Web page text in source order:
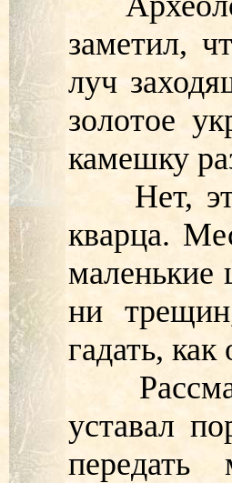
заметил,
луч
золотое
камешку
Нет, это
кварца.
маленькие
ни
гадать,
уставал
передать